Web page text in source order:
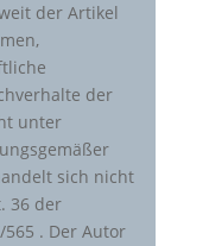
der Artikel
der
unter
sich nicht
36 der
. Der Autor